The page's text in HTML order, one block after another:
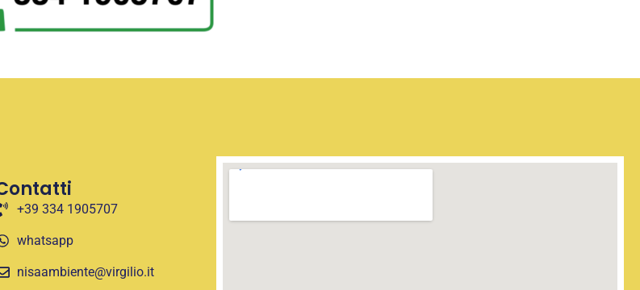
+39 334 1905707
whatsapp
nisaambiente@virgilio.it